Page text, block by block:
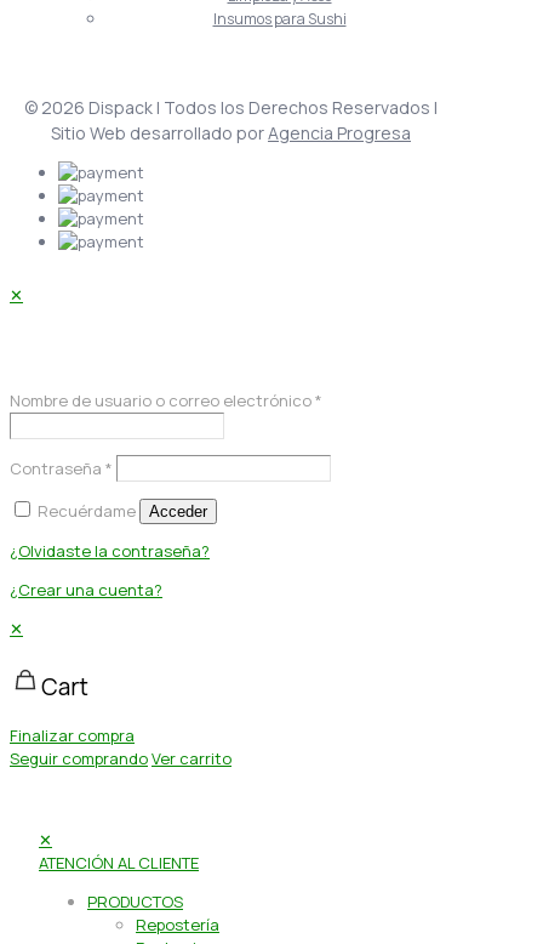
Insumos para Sushi
© 2026 Dispack | Todos los Derechos Reservados |
Sitio Web desarrollado porAgencia Progresa
✕
Nombre de usuario o correo electrónico*
Contraseña *
Recuérdame
Acceder
¿Olvidaste la contraseña?
¿Crear una cuenta?
✕
Cart
Finalizar compra
Seguir comprandoVer carrito
✕
ATENCIÓN AL CLIENTE
PRODUCTOS
Repostería